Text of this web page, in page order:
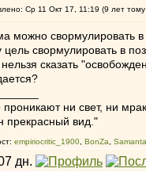
Ср 11 Окт 17, 11:19 (9 лет
можно свормулировать
свормулировать в
сказать
ни свет, ни
прекрасный вид."
empiriocritic_1900 BonZa